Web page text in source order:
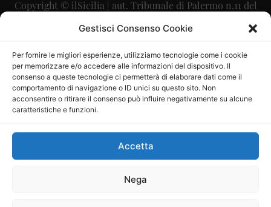
Gestisci Consenso Cookie
Per fornire le migliori esperienze, utilizziamo tecnologie come i cookie
per memorizzare e/o accedere alle informazioni del dispositivo. Il
consenso a queste tecnologie ci permetterà di elaborare dati come il
comportamento di navigazione o ID unici su questo sito. Non
acconsentire o ritirare il consenso può influire negativamente su alcune
caratteristiche e funzioni.
Accetta
Nega
Copyright © ilSicilia | aut. Tribunale di Palermo n.11 del
29/09/2015
Direttore Editoriale: Maurizio Scaglione
Direttore Responsabile: Maria Calabrese
P.IVA: 06334930820
Mercurio Comunicazione Società Cooperativa a r.l. è
iscritta al Registro degli Operatori di Comunicazione al